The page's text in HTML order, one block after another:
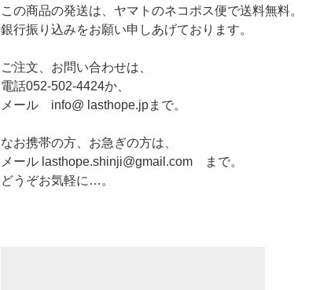
この商品の発送は、ヤマトのネコポス便で送料無料。
銀行振り込みをお願い申しあげております。
ご注文、お問い合わせは、
電話052-502-4424か、
メール info@ lasthope.jpまで。
なお携帯の方、お急ぎの方は、
メール lasthope.shinji@gmail.com まで。
どうぞお気軽に…。